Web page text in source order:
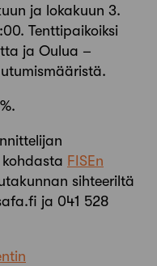
ja lokakuun 3.
Tenttipaikoiksi
ja Oulua –
FISEn
sihteeriltä
ja 041 528